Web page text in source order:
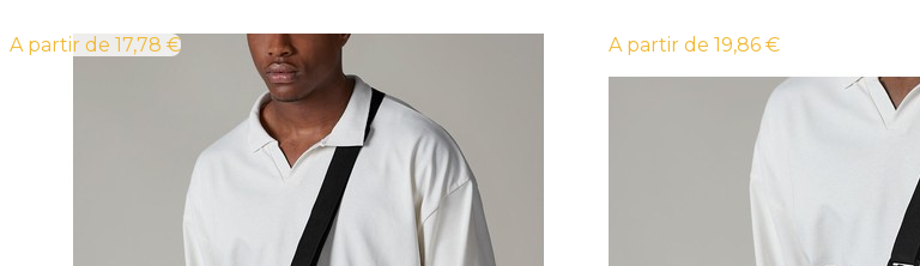
HOUSSES APPAREIL
housses appareil
votre matériel contre
pratiques, elles
déplacements
Personnalisées selon
support de
À partir de 17,78 € À partir de 19,86 €